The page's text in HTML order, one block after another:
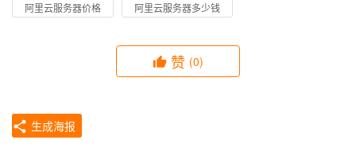
阿里云服务器价格
阿里云服务器多少钱
赞 (0)
生成海报